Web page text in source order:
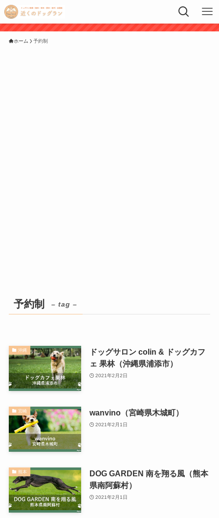
ホーム 予約制
予約制 – tag –
沖縄
ドッグサロン colin & ドッグカフ
ェ 果林（沖縄県浦添市）
2021年2月2日
宮崎 wanvino（宮崎県木城町）
2021年2月1日
熊本
DOG GARDEN 南を翔る風（熊本
県南阿蘇村）
2021年2月1日